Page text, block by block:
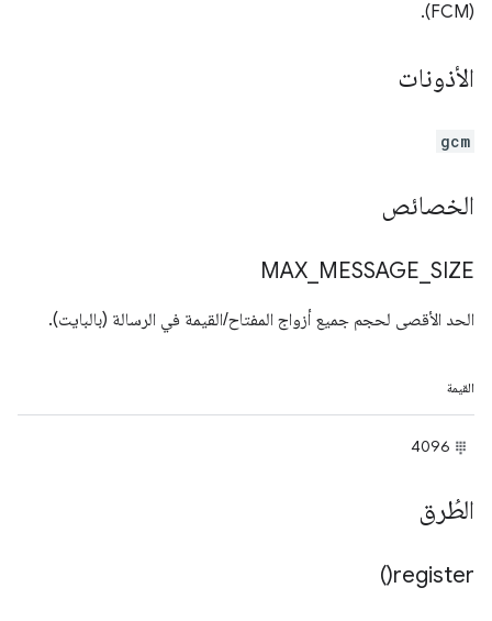
(FCM).
الأذونات
gcm
الخصائص
MAX MESSAGE SIZE
الحد الأقصى لحجم جميع أزواج المفتاح/القيمة في الرسالة (بالبايت).
القيمة
4096
الطُرق
register(
)